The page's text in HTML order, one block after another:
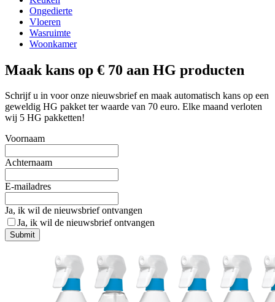
Ongedierte
Vloeren
Wasruimte
Woonkamer
Maak kans op € 70 aan HG producten
Schrijf u in voor onze nieuwsbrief en maak automatisch kans op een
geweldig HG pakket ter waarde van 70 euro. Elke maand verloten
wij 5 HG pakketten!
Voornaam
Achternaam
E-mailadres
Ja, ik wil de nieuwsbrief ontvangen
Ja, ik wil de nieuwsbrief ontvangen
Submit